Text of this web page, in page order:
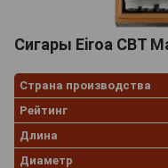
Сигары Eiroa CBT
Страна производства
Рейтинг
Длина
Диаметр